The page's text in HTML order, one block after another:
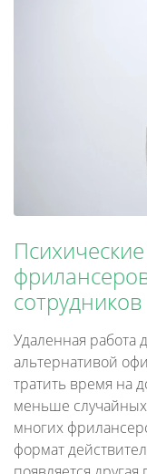
сотрудников
Удаленная работа
альтернативой
тратить время на
меньше
многих
формат